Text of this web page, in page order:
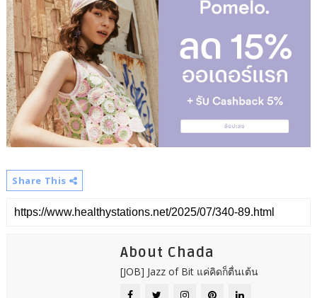
Share This
About Chada
[JOB] Jazz of Bit แค่คิดก็ตื่นเต้น